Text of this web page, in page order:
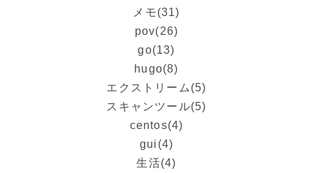
メモ(31)
pov(26)
go(13)
hugo(8)
エクストリーム (5)
スキャンツール(5)
centos(4)
gui (4)
生活(4)